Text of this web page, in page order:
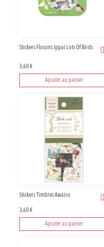
Stickers Flocons Ippai Lots Of Birds
3,60€
Ajouter au panier
Stickers Timbres Awairo
3,60€
Ajouter au panier